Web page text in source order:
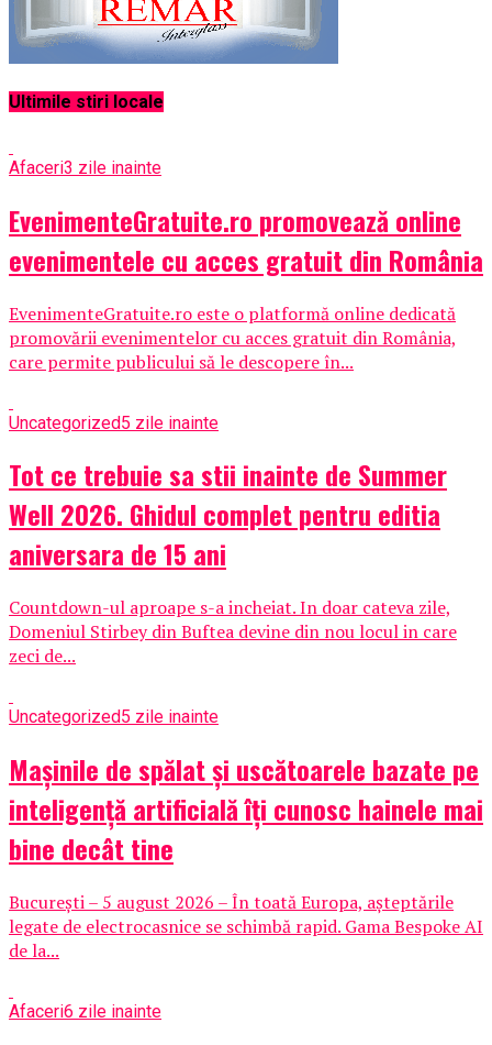
Ultimile stiri locale
Afaceri3 zile inainte
EvenimenteGratuite.ro promovează online
evenimentele cu acces gratuit din România
EvenimenteGratuite.ro este o platformă online dedicată
promovării evenimentelor cu acces gratuit din România,
care permite publicului să le descopere în...
Uncategorized5 zile inainte
Tot ce trebuie sa stii inainte de Summer
Well 2026. Ghidul complet pentru editia
aniversara de 15 ani
Countdown-ul aproape s-a incheiat. In doar cateva zile,
Domeniul Stirbey din Buftea devine din nou locul in care
zeci de...
Uncategorized5 zile inainte
Mașinile de spălat și uscătoarele bazate pe
inteligență artificială îți cunosc hainele mai
bine decât tine
București – 5 august 2026 – În toată Europa, așteptările
legate de electrocasnice se schimbă rapid. Gama Bespoke AI
de la...
Afaceri6 zile inainte